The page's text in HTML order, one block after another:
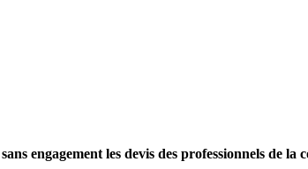
sans engagement les devis des professionnels de la